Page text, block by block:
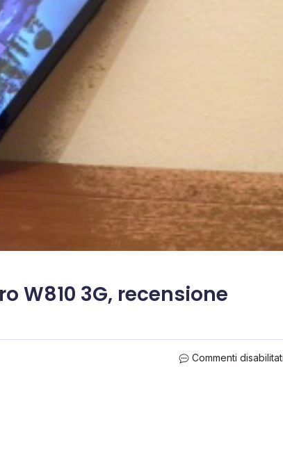
W810 3G, recensione
Commenti